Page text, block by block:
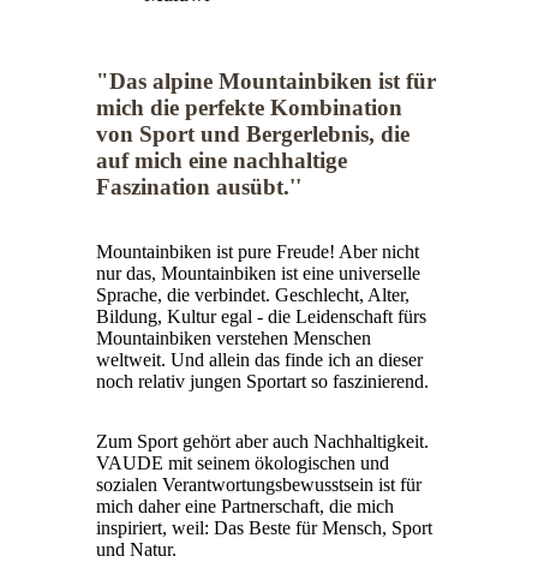
"Das alpine Mountainbiken ist für
mich die perfekte Kombination
von Sport und Bergerlebnis, die
auf mich eine nachhaltige
Faszination ausübt.''
Mountainbiken ist pure Freude! Aber nicht
nur das, Mountainbiken ist eine universelle
Sprache, die verbindet. Geschlecht, Alter,
Bildung, Kultur egal - die Leidenschaft fürs
Mountainbiken verstehen Menschen
weltweit. Und allein das finde ich an dieser
noch relativ jungen Sportart so faszinierend.
Zum Sport gehört aber auch Nachhaltigkeit.
VAUDE mit seinem ökologischen und
sozialen Verantwortungsbewusstsein ist für
mich daher eine Partnerschaft, die mich
inspiriert, weil: Das Beste für Mensch, Sport
und Natur.